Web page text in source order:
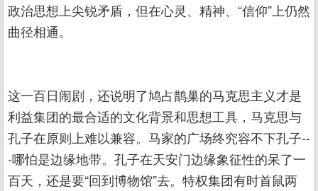
政治思想上尖锐矛盾，但在心灵、精神、“信仰”上仍然
曲径相通。
这一百日闹剧，还说明了鸠占鹊巢的马克思主义才是
利益集团的最合适的文化背景和思想工具，马克思与
孔子在原则上难以兼容。马家的广场终究容不下孔子--
-哪怕是边缘地带。孔子在天安门边缘象征性的呆了一
百天，还是要“回到博物馆”去。特权集团有时首鼠两